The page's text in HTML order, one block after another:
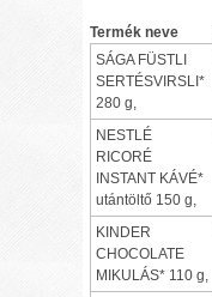
Termék neve
SÁGA FÜSTLI
SERTÉSVIRSLI*
280 g,
NESTLÉ
RICORÉ
INSTANT KÁVÉ*
utántöltő 150 g,
KINDER
CHOCOLATE
MIKULÁS* 110 g,